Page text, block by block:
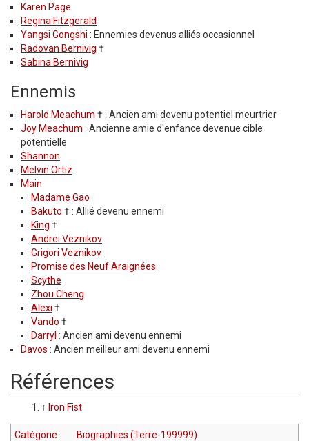
Karen Page
Regina Fitzgerald
Yangsi Gongshi : Ennemies devenus alliés occasionnel
Radovan Bernivig †
Sabina Bernivig
Ennemis
Harold Meachum † : Ancien ami devenu potentiel meurtrier
Joy Meachum : Ancienne amie d'enfance devenue cible
potentielle
Shannon
Melvin Ortiz
Main
Madame Gao
Bakuto † : Allié devenu ennemi
King †
Andrei Veznikov
Grigori Veznikov
Promise des Neuf Araignées
Scythe
Zhou Cheng
Alexi †
Vando †
Darryl : Ancien ami devenu ennemi
Davos : Ancien meilleur ami devenu ennemi
Références
↑ Iron Fist
Catégorie : Biographies (Terre-199999)